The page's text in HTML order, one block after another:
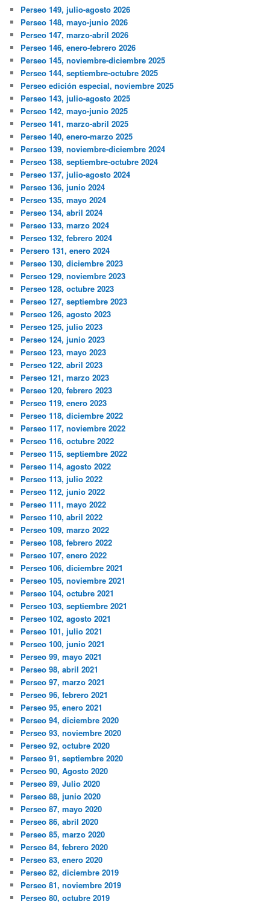
Perseo 149, julio-agosto 2026
Perseo 148, mayo-junio 2026
Perseo 147, marzo-abril 2026
Perseo 146, enero-febrero 2026
Perseo 145, noviembre-diciembre 2025
Perseo 144, septiembre-octubre 2025
Perseo edición especial, noviembre 2025
Perseo 143, julio-agosto 2025
Perseo 142, mayo-junio 2025
Perseo 141, marzo-abril 2025
Perseo 140, enero-marzo 2025
Perseo 139, noviembre-diciembre 2024
Perseo 138, septiembre-octubre 2024
Perseo 137, julio-agosto 2024
Perseo 136, junio 2024
Perseo 135, mayo 2024
Perseo 134, abril 2024
Perseo 133, marzo 2024
Perseo 132, febrero 2024
Persero 131, enero 2024
Perseo 130, diciembre 2023
Perseo 129, noviembre 2023
Perseo 128, octubre 2023
Perseo 127, septiembre 2023
Perseo 126, agosto 2023
Perseo 125, julio 2023
Perseo 124, junio 2023
Perseo 123, mayo 2023
Perseo 122, abril 2023
Perseo 121, marzo 2023
Perseo 120, febrero 2023
Perseo 119, enero 2023
Perseo 118, diciembre 2022
Perseo 117, noviembre 2022
Perseo 116, octubre 2022
Perseo 115, septiembre 2022
Perseo 114, agosto 2022
Perseo 113, julio 2022
Perseo 112, junio 2022
Perseo 111, mayo 2022
Perseo 110, abril 2022
Perseo 109, marzo 2022
Perseo 108, febrero 2022
Perseo 107, enero 2022
Perseo 106, diciembre 2021
Perseo 105, noviembre 2021
Perseo 104, octubre 2021
Perseo 103, septiembre 2021
Perseo 102, agosto 2021
Perseo 101, julio 2021
Perseo 100, junio 2021
Perseo 99, mayo 2021
Perseo 98, abril 2021
Perseo 97, marzo 2021
Perseo 96, febrero 2021
Perseo 95, enero 2021
Perseo 94, diciembre 2020
Perseo 93, noviembre 2020
Perseo 92, octubre 2020
Perseo 91, septiembre 2020
Perseo 90, Agosto 2020
Perseo 89, Julio 2020
Perseo 88, junio 2020
Perseo 87, mayo 2020
Perseo 86, abril 2020
Perseo 85, marzo 2020
Perseo 84, febrero 2020
Perseo 83, enero 2020
Perseo 82, diciembre 2019
Perseo 81, noviembre 2019
Perseo 80, octubre 2019